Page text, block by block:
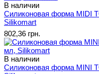
В наличии
Силиконовая форма MIDI
Silikomart
802,36 грн.
В наличии
Силиконовая форма MINI